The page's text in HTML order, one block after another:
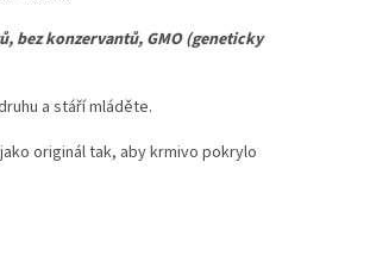
bez konzervantů, GMO (geneticky
a stáří mláděte.
originál tak, aby krmivo pokrylo